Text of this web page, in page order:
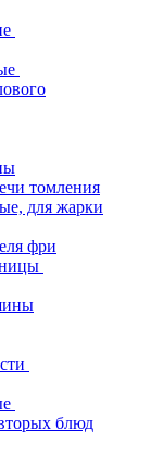
томления
для жарки
фри
блюд